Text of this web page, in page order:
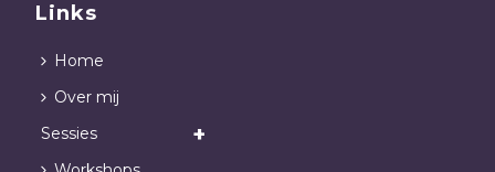
Links
Home
Over mij
Sessies